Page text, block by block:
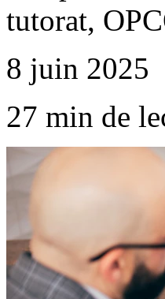
tutorat,
8 juin 2025
27 min de